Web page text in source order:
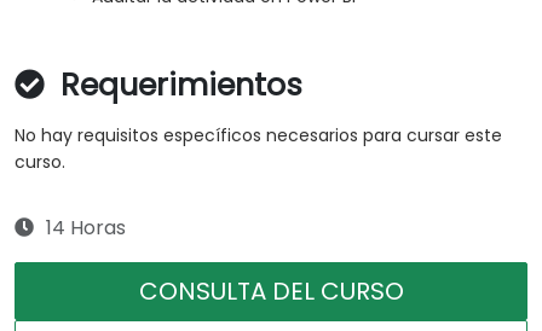
Requerimientos
No hay requisitos específicos necesarios para cursar este
curso.
14 Horas
CONSULTA DEL CURSO